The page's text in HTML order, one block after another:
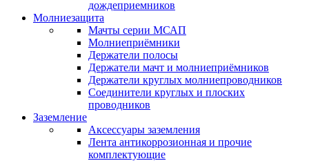
дождеприемников
Молниезащита
Мачты серии МСАП
Молниеприёмники
Держатели полосы
Держатели мачт и молниеприёмников
Держатели круглых молниепроводников
Cоединители круглых и плоских
проводников
Заземление
Аксессуары заземления
Лента антикоррозионная и прочие
комплектующие